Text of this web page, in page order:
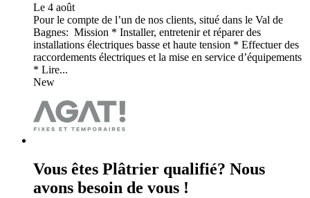
Le 4 août
Pour le compte de l’un de nos clients, situé dans le Val de
Bagnes: Mission * Installer, entretenir et réparer des
installations électriques basse et haute tension * Effectuer des
raccordements électriques et la mise en service d’équipements
* Lire...
New
Vous êtes Plâtrier qualifié? Nous
avons besoin de vous !